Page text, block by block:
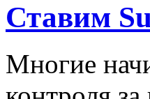
Ставим
Многие